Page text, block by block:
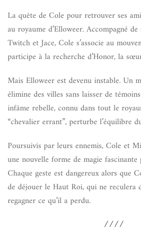
La quête de Cole pour retrouver ses
au royaume d’Elloweer. Accompagné
Twitch et Jace, Cole s’associe au
participe à la recherche d’Honor, la
Mais Elloweer est devenu instable. Un
élimine des villes sans laisser de
infâme rebelle, connu dans tout le
“chevalier errant”, perturbe l’équilibre
Poursuivis par leurs ennemis, Cole et
une nouvelle forme de magie
Chaque geste est dangereux alors que
de déjouer le Haut Roi, qui ne reculera
regagner ce qu’il a perdu.
////